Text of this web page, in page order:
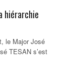
hiérarchie
le Major José
TESAN s’est